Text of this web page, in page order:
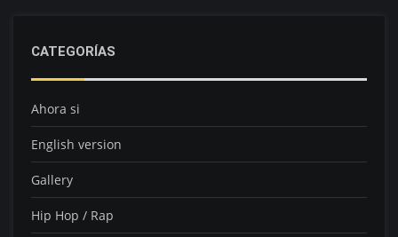
CATEGORÍAS
Ahora si
English version
Gallery
Hip Hop / Rap